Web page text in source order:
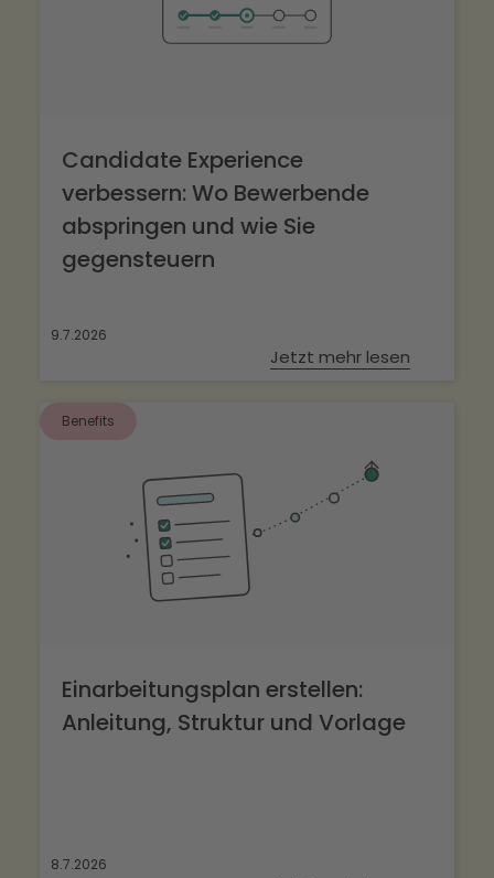
Candidate Experience
verbessern: Wo Bewerbende
abspringen und wie Sie
gegensteuern
9.7.2026
Jetzt mehr lesen
Benefits
Einarbeitungsplan erstellen:
Anleitung, Struktur und Vorlage
8.7.2026